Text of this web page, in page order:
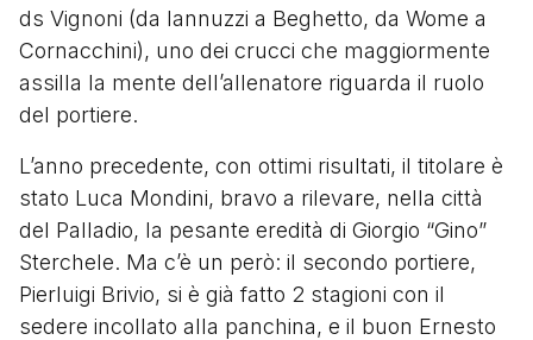
ds Vignoni (da Iannuzzi a Beghetto, da Wome a
Cornacchini), uno dei crucci che maggiormente
assilla la mente dell’allenatore riguarda il ruolo
del portiere.
L’anno precedente, con ottimi risultati, il titolare è
stato Luca Mondini, bravo a rilevare, nella città
del Palladio, la pesante eredità di Giorgio “Gino”
Sterchele. Ma c’è un però: il secondo portiere,
Pierluigi Brivio, si è già fatto 2 stagioni con il
sedere incollato alla panchina, e il buon Ernesto